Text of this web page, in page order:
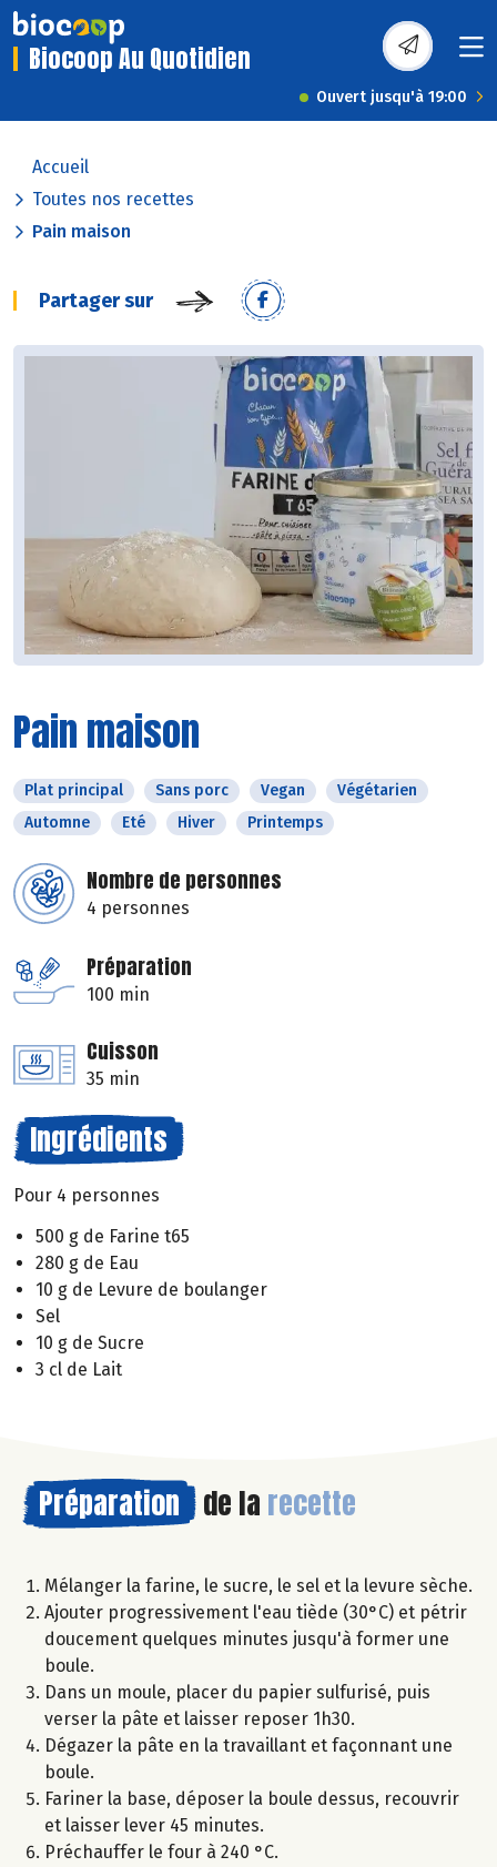
Biocoop Au Quotidien
Ouvert jusqu'à 19:00
Accueil
Toutes nos recettes
Pain maison
Partager sur
Pain maison
Plat principal Sans porc Vegan
Végétarien
Automne
Eté Hiver Printemps
Nombre de personnes
4 personnes
Préparation
100 min
Cuisson
35 min
Ingrédients
Pour 4 personnes
500 g de Farine t65
280 g de Eau
10 g de Levure de boulanger
Sel
10 g de Sucre
3 cl de Lait
Préparation de la recette
Mélanger la farine, le sucre, le sel et la levure sèche.
Ajouter progressivement l'eau tiède (30°C) et pétrir
doucement quelques minutes jusqu'à former une
boule.
Dans un moule, placer du papier sulfurisé, puis
verser la pâte et laisser reposer 1h30.
Dégazer la pâte en la travaillant et façonnant une
boule.
Fariner la base, déposer la boule dessus, recouvrir
et laisser lever 45 minutes.
Préchauffer le four à 240 °C.